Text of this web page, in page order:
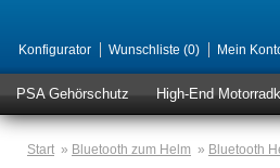
Konfigurator Wunschliste (0) Mein
PSA Gehörschutz High-End
Start » Bluetooth zum Helm » Bluetooth